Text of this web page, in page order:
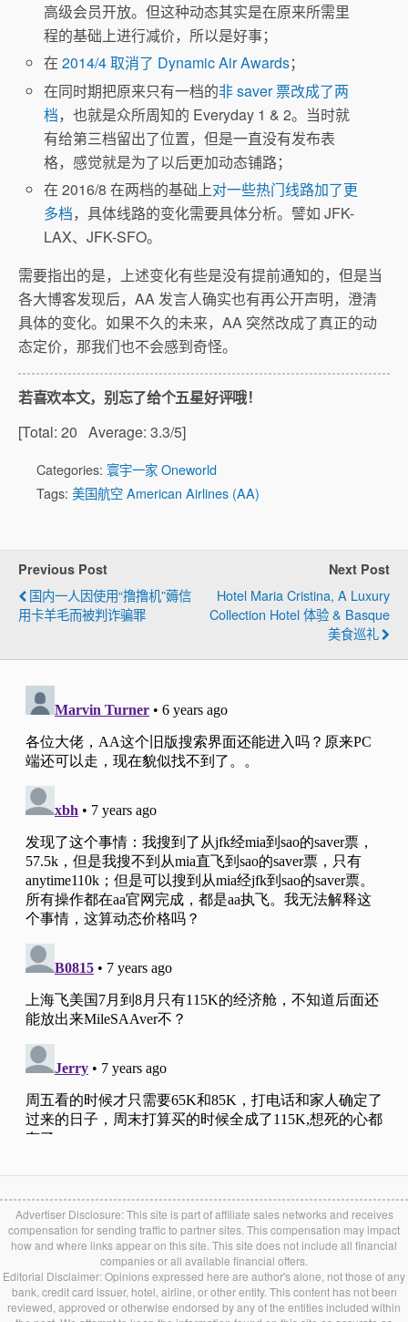
高级会员开放。但这种动态其实是在原来所需里
程的基础上进行减价，所以是好事；
在2014/4 取消了 Dynamic Air Awards；
在同时期把原来只有一档的非 saver 票改成了两
档，也就是众所周知的 Everyday 1 & 2。当时就
有给第三档留出了位置，但是一直没有发布表
格，感觉就是为了以后更加动态铺路；
在 2016/8 在两档的基础上对一些热门线路加了更
多档，具体线路的变化需要具体分析。譬如 JFK-
LAX、JFK-SFO。
需要指出的是，上述变化有些是没有提前通知的，但是当
各大博客发现后，AA 发言人确实也有再公开声明，澄清
具体的变化。如果不久的未来，AA 突然改成了真正的动
态定价，那我们也不会感到奇怪。
若喜欢本文，别忘了给个五星好评哦！
[Total: 20 Average: 3.3/5]
Categories: 寰宇一家 Oneworld
Tags: 美国航空 American Airlines (AA)
Previous Post
国内一人因使用“撸撸机”薅信
用卡羊毛而被判诈骗罪
Next Post
Hotel Maria Cristina, A Luxury
Collection Hotel 体验 & Basque
美食巡礼
Advertiser Disclosure: This site is part of affiliate sales networks and receives
compensation for sending traffic to partner sites. This compensation may impact
how and where links appear on this site. This site does not include all financial
companies or all available financial offers.
Editorial Disclaimer: Opinions expressed here are author's alone, not those of any
bank, credit card issuer, hotel, airline, or other entity. This content has not been
reviewed, approved or otherwise endorsed by any of the entities included within